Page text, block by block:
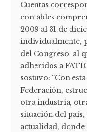
Cuentas
contables
2009 al 31 de
individualmente,
del Congreso, al
adheridos a
sostuvo: “Con
Federación,
otra industria,
situación del país,
actualidad,